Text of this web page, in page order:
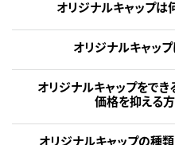
オリジナルキャップは
オリジナルキャッ
オリジナルキャップをでき
価格を抑える
オリジナルキャップの種